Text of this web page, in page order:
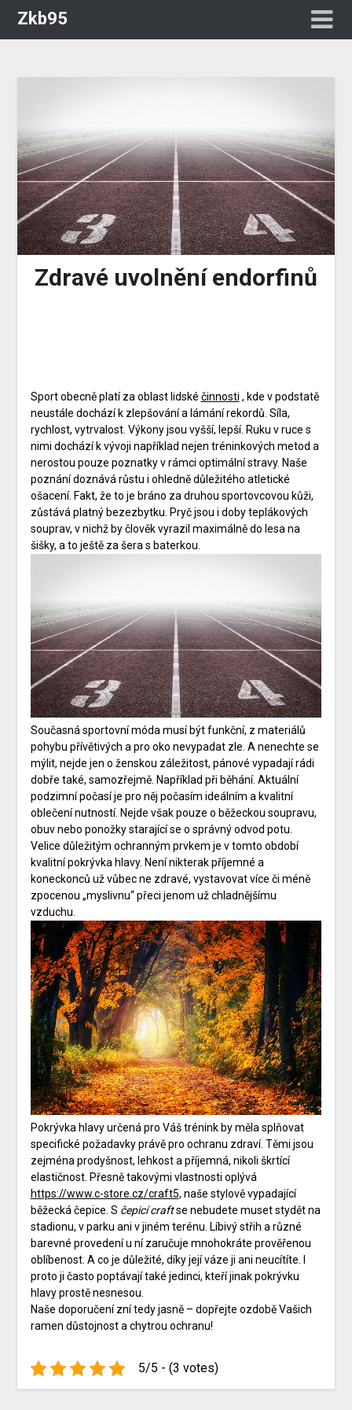
Zkb95
Zdravé uvolnění endorfinů
Sport obecně platí za oblast lidské činnosti , kde v podstatě
neustále dochází k zlepšování a lámání rekordů. Síla,
rychlost, vytrvalost. Výkony jsou vyšší, lepší. Ruku v ruce s
nimi dochází k vývoji například nejen tréninkových metod a
nerostou pouze poznatky v rámci optimální stravy. Naše
poznání doznává růstu i ohledně důležitého atletické
ošacení. Fakt, že to je bráno za druhou sportovcovou kůži,
zůstává platný bezezbytku. Pryč jsou i doby teplákových
souprav, v nichž by člověk vyrazil maximálně do lesa na
šišky, a to ještě za šera s baterkou.
Současná sportovní móda musí být funkční, z materiálů
pohybu přívětivých a pro oko nevypadat zle. A nenechte se
mýlit, nejde jen o ženskou záležitost, pánové vypadají rádi
dobře také, samozřejmě. Například při běhání. Aktuální
podzimní počasí je pro něj počasím ideálním a kvalitní
oblečení nutností. Nejde však pouze o běžeckou soupravu,
obuv nebo ponožky starající se o správný odvod potu.
Velice důležitým ochranným prvkem je v tomto období
kvalitní pokrývka hlavy. Není nikterak příjemné a
koneckonců už vůbec ne zdravé, vystavovat více či méně
zpocenou „myslivnu“ přeci jenom už chladnějšímu
vzduchu.
Pokrývka hlavy určená pro Váš trénink by měla splňovat
specifické požadavky právě pro ochranu zdraví. Těmi jsou
zejména prodyšnost, lehkost a příjemná, nikoli škrtící
elastičnost. Přesně takovými vlastnosti oplývá
https://www.c-store.cz/craft5, naše stylově vypadající
běžecká čepice. S čepicí craftse nebudete muset stydět na
stadionu, v parku ani v jiném terénu. Líbivý střih a různé
barevné provedení u ní zaručuje mnohokráte prověřenou
oblíbenost. A co je důležité, díky její váze ji ani neucítíte. I
proto ji často poptávají také jedinci, kteří jinak pokrývku
hlavy prostě nesnesou.
Naše doporučení zní tedy jasně – dopřejte ozdobě Vašich
ramen důstojnost a chytrou ochranu!
5/5 - (3 votes)